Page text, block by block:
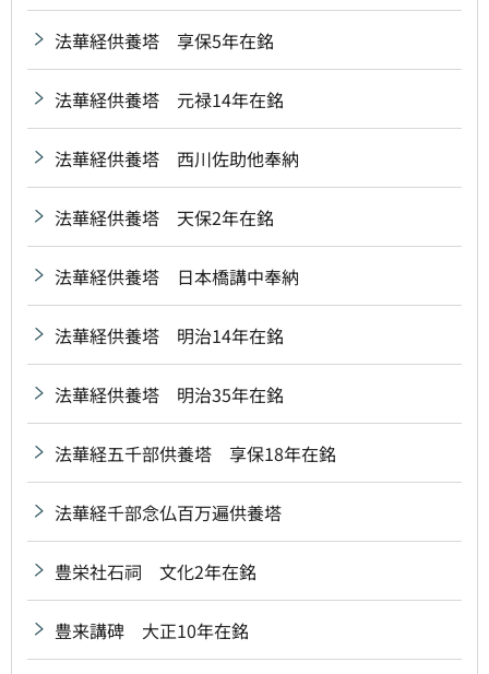
法華経供養塔 享保5年在銘
法華経供養塔 元禄14年在銘
法華経供養塔 西川佐助他奉納
法華経供養塔 天保2年在銘
法華経供養塔 日本橋講中奉納
法華経供養塔 明治14年在銘
法華経供養塔 明治35年在銘
法華経五千部供養塔 享保18年在銘
法華経千部念仏百万遍供養塔
豊栄社石祠 文化2年在銘
豊来講碑 大正10年在銘